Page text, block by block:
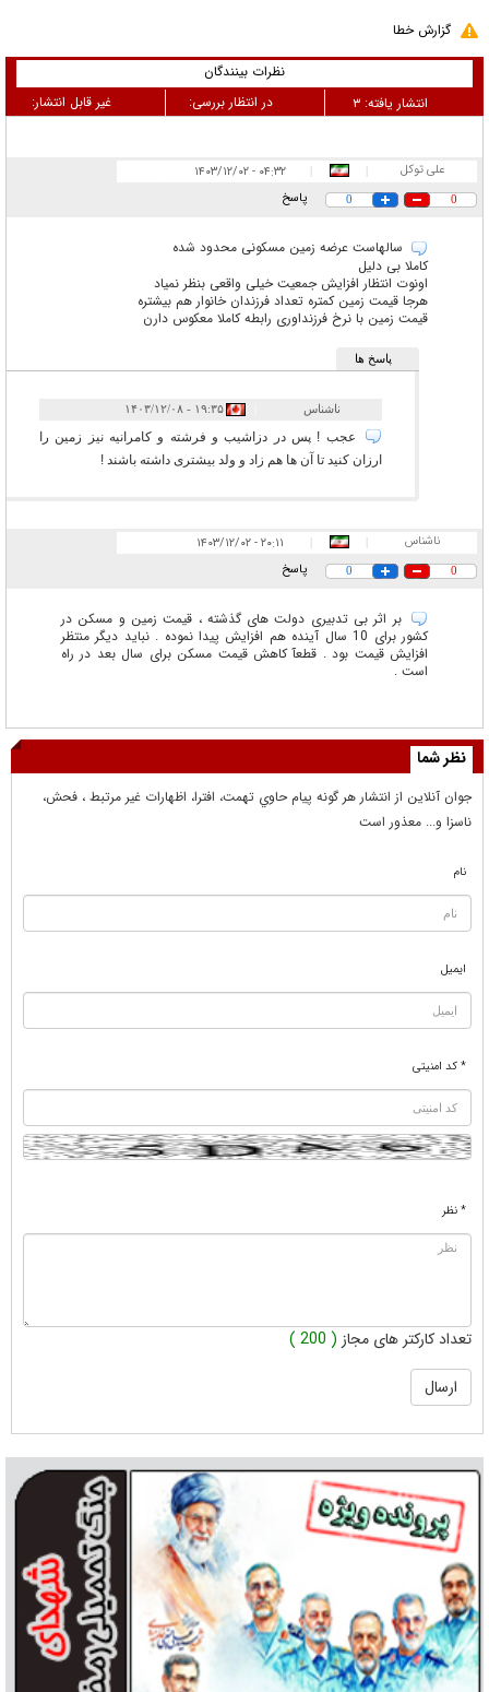
گزارش خطا
نظرات بینندگان
غیر قابل انتشار:
در انتظار بررسی: انتشار یافته: ۳
علی توکل ۰۴:۳۲ - ۱۴۰۳/۱۲/۰۲
0
0 پاسخ
سالهاست عرضه زمین مسکونی محدود شده
کاملا بی دلیل
اونوت انتظار افزایش جمعیت خیلی واقعی بنظر نمیاد
هرجا قیمت زمین کمتره تعداد فرزندان خانوار هم بیشتره
قیمت زمین با نرخ فرزنداوری رابطه کاملا معکوس دارن
پاسخ ها
ناشناس ۱۹:۳۵ - ۱۴۰۳/۱۲/۰۸
عجب ! پس در دزاشیب و فرشته و کامرانیه نیز زمین را
ارزان کنید تا آن ها هم زاد و ولد بیشتری داشته باشند !
ناشناس |
| ۲۰:۱۱ - ۱۴۰۳/۱۲/۰۲
0
0 پاسخ
بر اثر بی تدبیری دولت های گذشته ، قیمت زمین و مسکن در
کشور برای 10 سال آینده هم افزایش پیدا نموده . نباید دیگر منتظر
افزایش قیمت بود . قطعآ کاهش قیمت مسکن برای سال بعد در راه
است .
نظر شما
جوان آنلاين از انتشار هر گونه پيام حاوي تهمت، افترا، اظهارات غير مرتبط ، فحش،
ناسزا و... معذور است
نام
ایمیل
* کد امنیتی
* نظر
تعداد کارکتر های مجاز ( 200 )